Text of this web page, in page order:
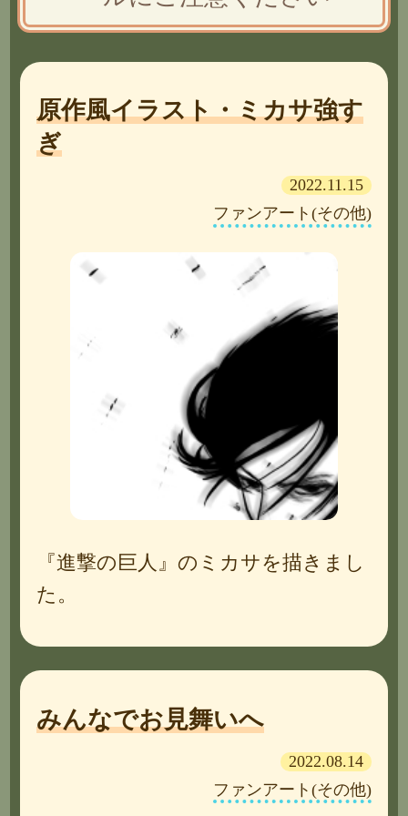
原作風イラスト・ミカサ強す
ぎ
2022.11.15
ファンアート(その他)
『進撃の巨人』のミカサを描きまし
た。
みんなでお見舞いへ
2022.08.14
ファンアート(その他)